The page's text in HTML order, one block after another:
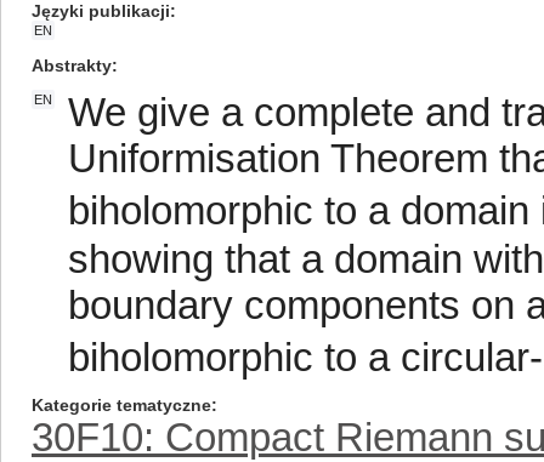
Języki publikacji
EN
Abstrakty
EN
We give a complete and
Uniformisation Theorem
biholomorphic to a
showing that a domain
boundary components on
biholomorphic to a
Kategorie tematyczne
30F10: Compact Riemann